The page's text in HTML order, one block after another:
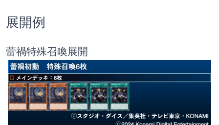
展開例
蕾禍特殊召喚展開